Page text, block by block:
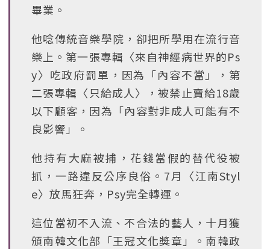
畢業。
他唸傳統音樂學院，卻把所學用在流行音
樂上。第一張專輯〈來自神經病世界的Ps
y〉吃政府罰單，因為「內容不當」，第
二張專輯〈只給成人〉，被禁止賣給18歲
以下顧客，因為「內容對非成人可能有不
良影響」。
他持有大麻被捕，花錢當假的替代役被
抓，一路違反公序良俗。7月〈江南Styl
e〉放馬狂奔，Psy完全轉運。
這位當初不入流、不合法的藝人，十月獲
頒南韓文化部「王冠文化獎章」。南韓政